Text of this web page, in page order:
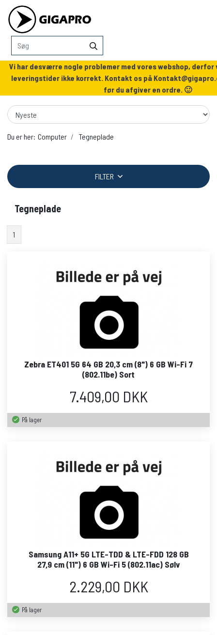
Vi har desværre nogle problemer med vores webshop, derfor
leveringstider ikke korrekt. Kontakt os på
før du afgiver en ordre. 🙂
Du er her: Computer Tegneplade
FILTER
Tegneplade
1
Zebra ET401 5G 64 GB 20,3 cm (8") 6 GB Wi-Fi 7
(802.11be) Sort
7.409,00 DKK
På lager
Samsung A11+ 5G LTE-TDD & LTE-FDD 128 GB
27,9 cm (11") 6 GB Wi-Fi 5 (802.11ac) Sølv
2.229,00 DKK
På lager